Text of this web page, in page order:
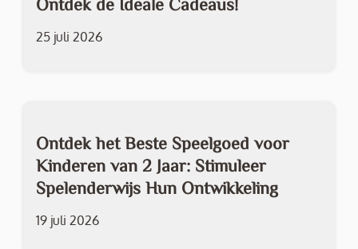
Ontdek de Ideale Cadeaus!
25 juli 2026
Ontdek het Beste Speelgoed voor
Kinderen van 2 Jaar: Stimuleer
Spelenderwijs Hun Ontwikkeling
19 juli 2026